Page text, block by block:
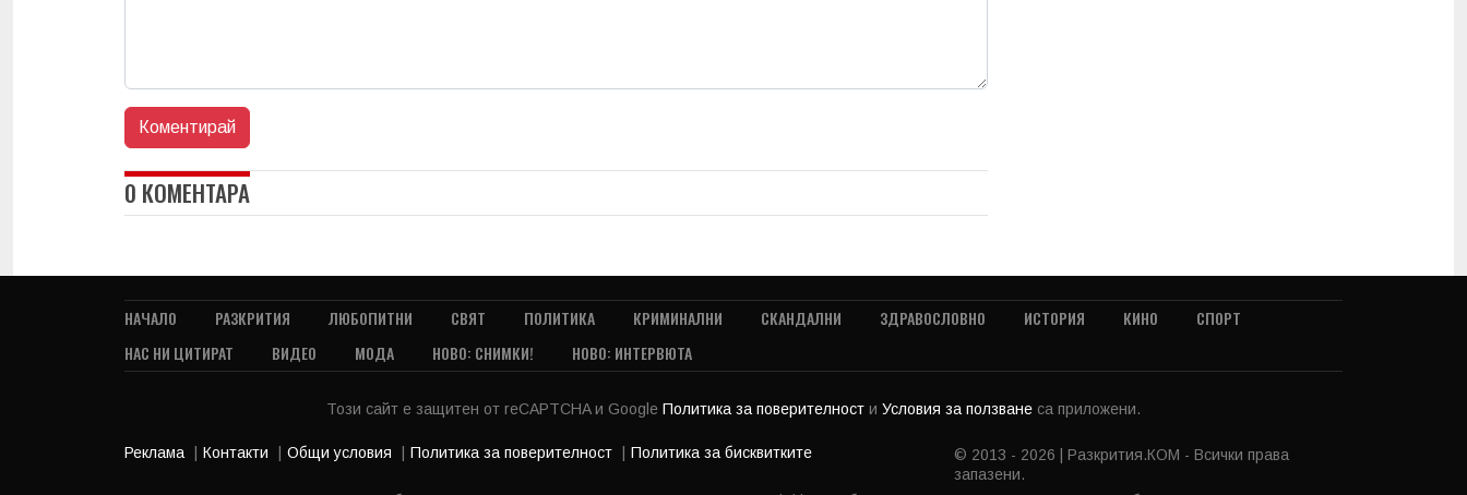
0 КОМЕНТАРА
НАЧАЛО РАЗКРИТИЯ ЛЮБОПИТНИ СВЯТ ПОЛИТИКА КРИМИНАЛНИ СКАНДАЛНИ ЗДРАВОСЛОВНО ИСТОРИЯ КИНО
СПОРТ
НАС НИ ЦИТИРАТ
ВИДЕО МОДА НОВО: СНИМКИ! НОВО: ИНТЕРВЮТА
Този сайт е защитен от reCAPTCHA и Google Политика за поверителност и Условия за ползване са приложени.
Реклама Контакти Общи условия Политика за поверителност Политика за бисквитките
© 2013 - 2026 | Разкрития.КОМ - Всички права
запазени.